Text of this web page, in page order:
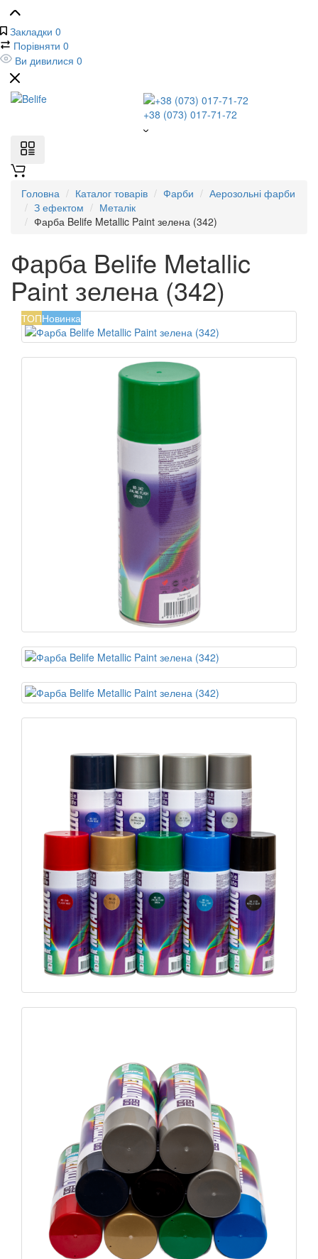
Закладки 0
Порівняти 0
Ви дивилися 0
+38 (073) 017-71-72
Головна Каталог товарів Фарби
Аерозольні фарби
З ефектом
Металік
Фарба Belife Metallic Paint зелена (342)
Фарба Belife Metallic
Paint зелена (342)
ТОПНовинка